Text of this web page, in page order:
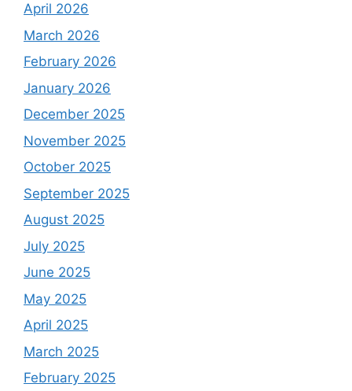
April 2026
March 2026
February 2026
January 2026
December 2025
November 2025
October 2025
September 2025
August 2025
July 2025
June 2025
May 2025
April 2025
March 2025
February 2025